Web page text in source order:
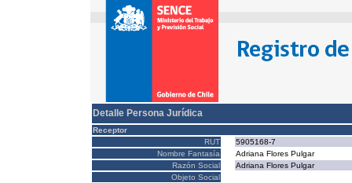
Detalle Persona Jurídica
Receptor
RUT
5905168-7
Nombre Fantasía
Adriana Flores Pulgar
Razón Social
Adriana Flores Pulgar
Objeto Social